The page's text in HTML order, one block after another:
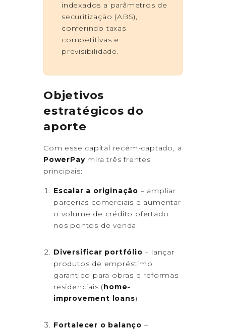
indexados a parâmetros de
securitização (ABS),
conferindo taxas
competitivas e
previsibilidade.
Objetivos
estratégicos do
aporte
Com esse capital recém-captado, a
PowerPaymira três frentes
principais:
Escalar a originação – ampliar
parcerias comerciais e aumentar
o volume de crédito ofertado
nos pontos de venda
Diversificar portfólio – lançar
produtos de empréstimo
garantido para obras e reformas
residenciais (home-
improvement loans)
Fortalecer o balanço –